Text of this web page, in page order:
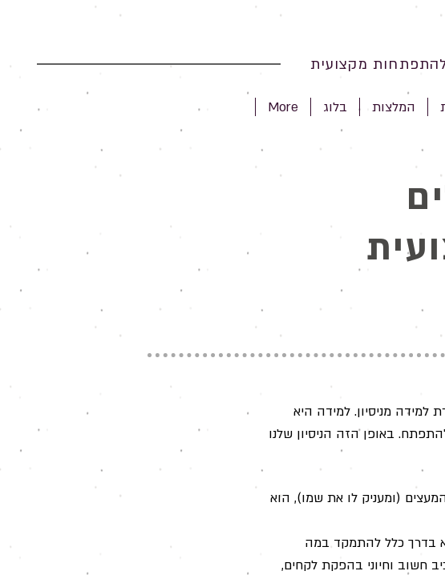
מקצועית
המלצות בלוג More
מניסיון. למידה היא
באופן הזה הניסיון שלנו
(ומעניק לו את שמו), הוא
בדרך כלל להתמקד במה
חשוב וחיוני בהפקת לקחים,